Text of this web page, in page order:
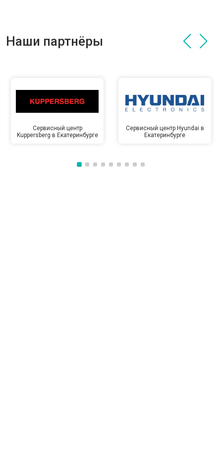
Наши партнёры
Сервисный центр
Kuppersberg в Екатеринбурге
Сервисный центр Hyundai в
Екатеринбурге